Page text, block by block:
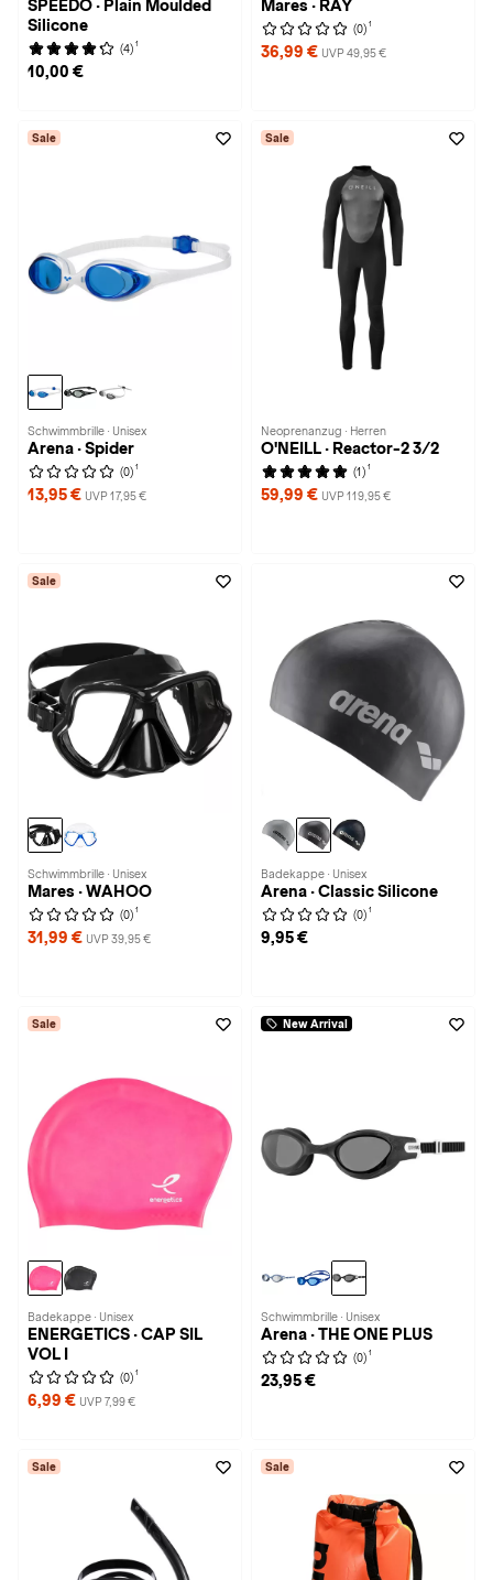
SPEEDO · Plain Moulded
Silicone
(4) 1
10,00 €
Mares · RAY
(0) 1
36,99 € UVP 49,95 €
Sale
Schwimmbrille · Unisex
Arena · Spider
(0) 1
13,95 € UVP 17,95 €
Sale
Neoprenanzug · Herren
O'NEILL · Reactor-2 3/2
(1) 1
59,99 € UVP 119,95 €
Sale
Schwimmbrille · Unisex
Mares · WAHOO
(0) 1
31,99 € UVP 39,95 €
Badekappe · Unisex
Arena · Classic Silicone
(0) 1
9,95 €
Sale
Badekappe · Unisex
ENERGETICS · CAP SIL
VOL I
(0) 1
6,99 € UVP 7,99 €
New Arrival
Schwimmbrille · Unisex
Arena · THE ONE PLUS
(0) 1
23,95 €
Sale Sale